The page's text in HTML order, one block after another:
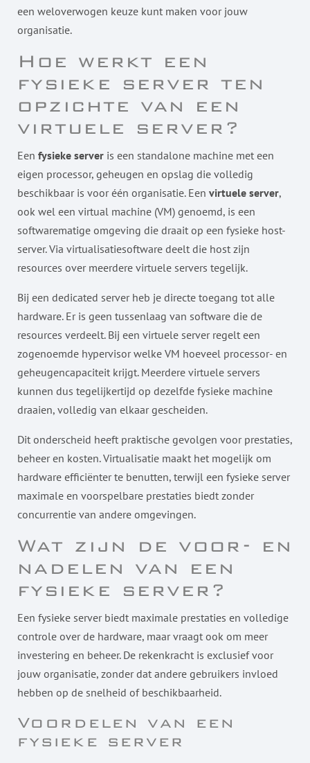
een weloverwogen keuze kunt maken voor jouw
organisatie.
Hoe werkt een
fysieke server ten
opzichte van een
virtuele server?
Een fysieke server is een standalone machine met een
eigen processor, geheugen en opslag die volledig
beschikbaar is voor één organisatie. Een virtuele server,
ook wel een virtual machine (VM) genoemd, is een
softwarematige omgeving die draait op een fysieke host-
server. Via virtualisatiesoftware deelt die host zijn
resources over meerdere virtuele servers tegelijk.
Bij een dedicated server heb je directe toegang tot alle
hardware. Er is geen tussenlaag van software die de
resources verdeelt. Bij een virtuele server regelt een
zogenoemde hypervisor welke VM hoeveel processor- en
geheugencapaciteit krijgt. Meerdere virtuele servers
kunnen dus tegelijkertijd op dezelfde fysieke machine
draaien, volledig van elkaar gescheiden.
Dit onderscheid heeft praktische gevolgen voor prestaties,
beheer en kosten. Virtualisatie maakt het mogelijk om
hardware efficiënter te benutten, terwijl een fysieke server
maximale en voorspelbare prestaties biedt zonder
concurrentie van andere omgevingen.
Wat zijn de voor- en
nadelen van een
fysieke server?
Een fysieke server biedt maximale prestaties en volledige
controle over de hardware, maar vraagt ook om meer
investering en beheer. De rekenkracht is exclusief voor
jouw organisatie, zonder dat andere gebruikers invloed
hebben op de snelheid of beschikbaarheid.
Voordelen van een
fysieke server